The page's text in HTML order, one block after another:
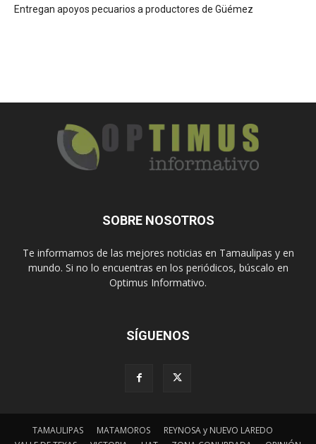
Entregan apoyos pecuarios a productores de Güémez
SOBRE NOSOTROS
Te informamos de las mejores noticias en Tamaulipas y en
mundo. Si no lo encuentras en los periódicos, búscalo en
Optimus Informativo.
SÍGUENOS
TAMAULIPAS MATAMOROS
REYNOSA y NUEVO LAREDO